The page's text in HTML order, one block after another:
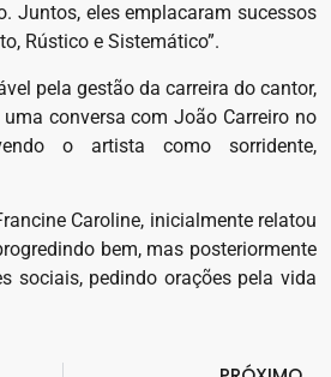
Juntos, eles emplacaram sucessos
Rústico e Sistemático”.
pela gestão da carreira do cantor,
conversa com João Carreiro no
o artista como sorridente,
Caroline, inicialmente relatou
bem, mas posteriormente
sociais, pedindo orações pela vida